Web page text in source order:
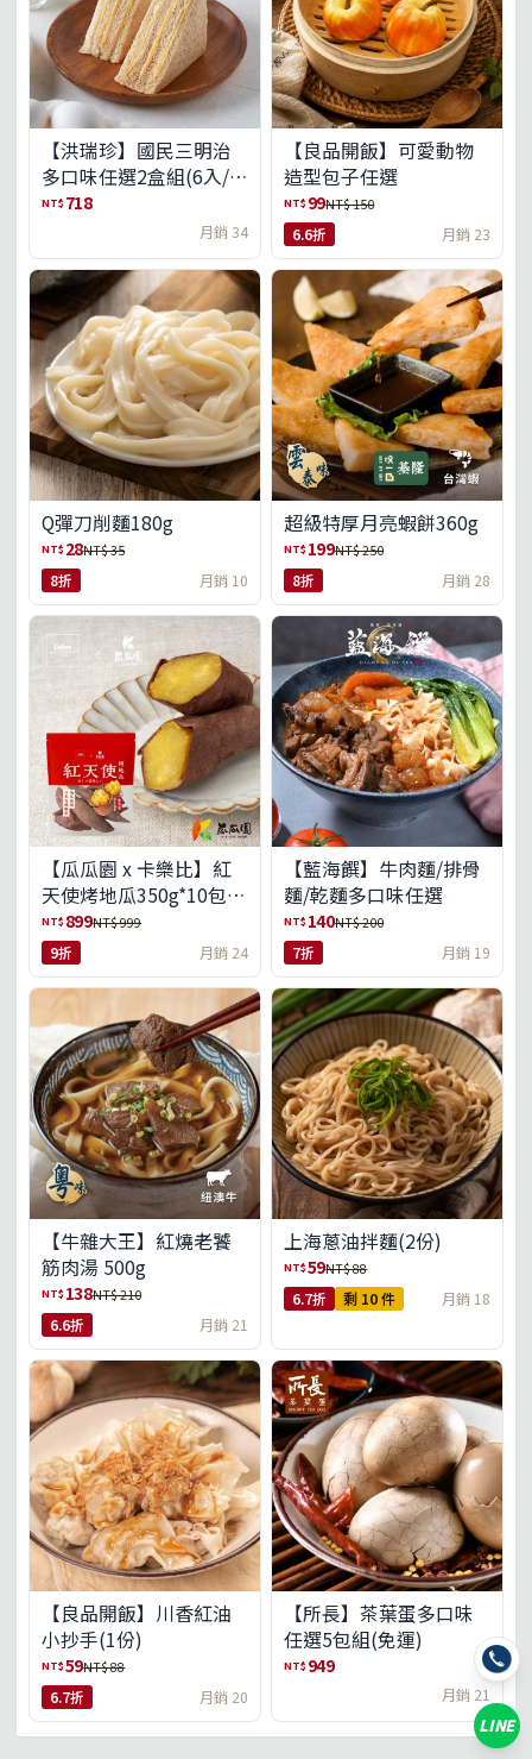
【洪瑞珍】國民三明治
多口味任選2盒組(6入/
盒)(免運)
NT$ 718
月銷 34
【良品開飯】可愛動物
造型包子任選
NT$ 99NT$ 150
6.6折 月銷 23
Q彈刀削麵180g
NT$ 28NT$ 35
8折 月銷 10
超級特厚月亮蝦餅360g
NT$ 199NT$ 250
8折 月銷 28
【瓜瓜園 x 卡樂比】紅
天使烤地瓜350g*10包
(免運組)
NT$ 899NT$ 999
9折 月銷 24
【藍海饌】牛肉麵/排骨
麵/乾麵多口味任選
NT$ 140NT$ 200
7折 月銷 19
【牛雜大王】紅燒老饕
筋肉湯 500g
NT$ 138NT$ 210
6.6折 月銷 21
上海蔥油拌麵(2份)
NT$59NT$ 88
6.7折 剩 10 件 月銷 18
【良品開飯】川香紅油
小抄手(1份)
NT$59NT$ 88
6.7折 月銷 20
【所長】茶葉蛋多口味
任選5包組(免運)
NT$ 949
月銷 21
LINE